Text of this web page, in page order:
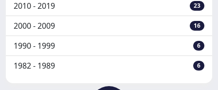
2010 - 2019 23
2000 - 2009 16
1990 - 1999 6
1982 - 1989 6